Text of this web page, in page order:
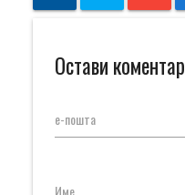
Остави коментар
е-пошта
Име